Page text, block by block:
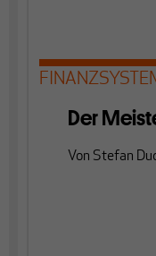
Der
Von Stefan